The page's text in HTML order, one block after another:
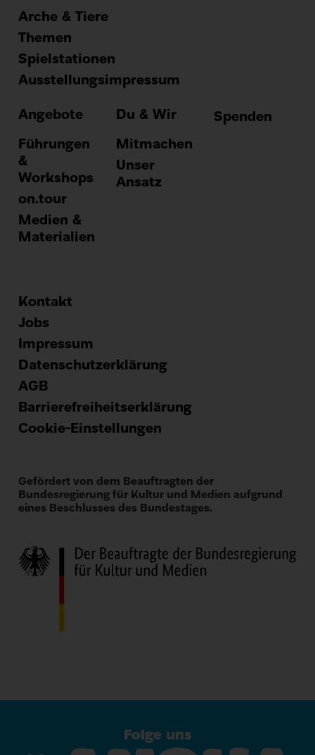
Arche & Tiere
Themen
Spielstationen
Ausstellungsimpressum
Angebote
Führungen
&
Workshops
on.tour
Medien &
Materialien
Du & Wir
Mitmachen
Unser
Ansatz
Spenden
Footer
menu
Kontakt
Jobs
Impressum
Datenschutzerklärung
AGB
Barrierefreiheitserklärung
Cookie-Einstellungen
Gefördert von dem Beauftragten der
Bundesregierung für Kultur und Medien aufgrund
eines Beschlusses des Bundestages.
Folge uns